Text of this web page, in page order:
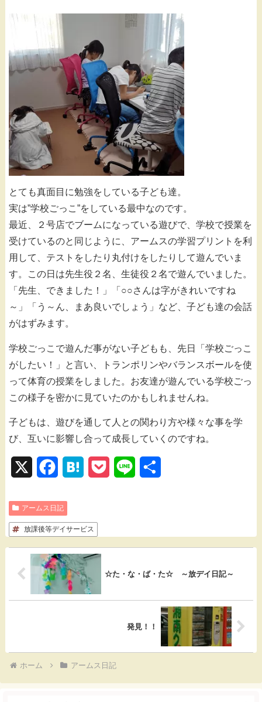
とても真面目に勉強をしている子ども達。
実は”学校ごっこ”をしている最中なのです。
最近、２号店でブームになっている遊びで、学校で授業を
受けているのと同じように、アームスの学習プリントを利
用して、テストをしたり丸付けをしたりして遊んでいま
す。この日は先生役２名、生徒役２名で遊んでいました。
「先生、できました！」「○○さんは字がきれいですね
～」「う～ん、まあ良いでしょう」など、子ども達の会話
がはずみます。
学校ごっこで遊んだ事がない子どもも、先日「学校ごっこ
がしたい！」と言い、トランポリンやバランスボールを使
って体育の授業をしました。お友達が遊んでいる学校ごっ
この様子を密かに見ていたのかもしれませんね。
子どもは、遊びを通して人との関わり方や様々な事を学
び、互いに影響し合って成長していくのですね。
c
e
b
o
o
e
n
a
e
t
アームス日記
放課後等デイサービス
☆た・な・ば・た☆ ～放デイ日記～
発見！！
ホーム アームス日記